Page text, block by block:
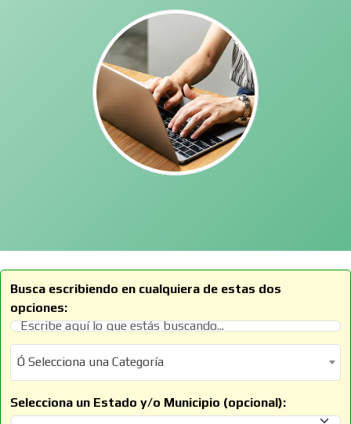
Busca escribiendo en cualquiera de estas dos
opciones:
Ó Selecciona una Categoría
Ó Selecciona una Categoría
Selecciona un Estado y/o Municipio (opcional):